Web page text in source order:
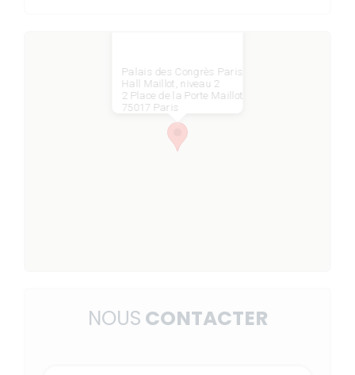
Palais des Congrès Paris
Hall Maillot, niveau 2
2 Place de la Porte Maillot
75017 Paris
NOUS CONTACTER